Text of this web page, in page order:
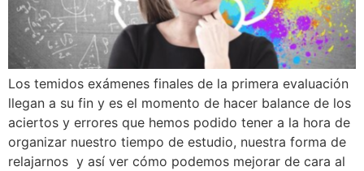
Los temidos exámenes finales de la primera evaluación
llegan a su fin y es el momento de hacer balance de los
aciertos y errores que hemos podido tener a la hora de
organizar nuestro tiempo de estudio, nuestra forma de
relajarnos y así ver cómo podemos mejorar de cara al